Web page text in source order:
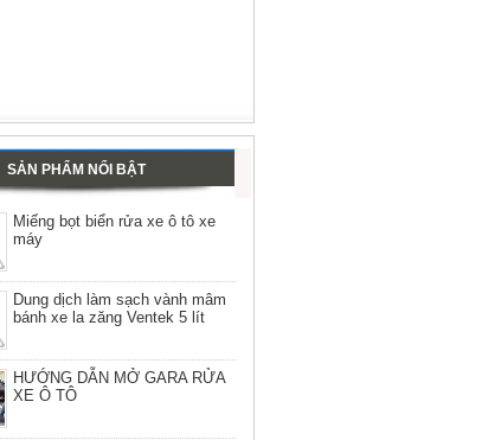
SẢN PHẨM NỔI BẬT
Miếng bọt biển rửa xe ô tô xe
máy
Dung dịch làm sạch vành mâm
bánh xe la zăng Ventek 5 lít
HƯỚNG DẪN MỞ GARA RỬA
XE Ô TÔ